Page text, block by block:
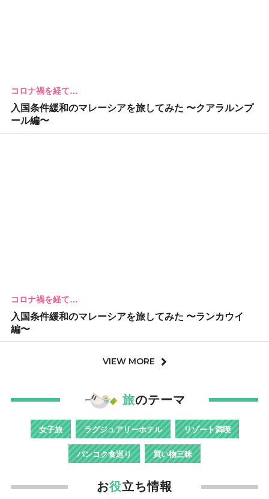
コロナ禍を経て…
入国条件緩和のマレーシアを旅してみた 〜クアラルンプ
ール編〜
コロナ禍を経て…
入国条件緩和のマレーシアを旅してみた 〜ランカウイ
編〜
VIEW MORE
旅のテーマ
女子旅 ラグジュアリーホテル リゾート満喫
バンコク食巡り 買い物三昧
お役立ち情報